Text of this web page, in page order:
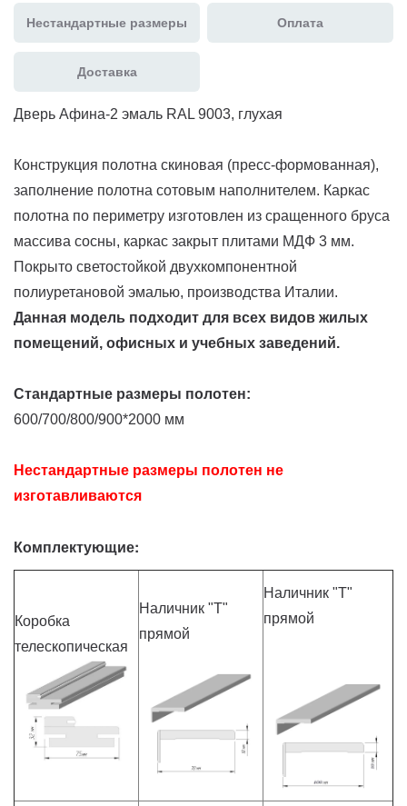
Нестандартные размеры Оплата
Доставка
Дверь Афина-2 эмаль RAL 9003, глухая
Конструкция полотна скиновая (пресс-формованная),
заполнение полотна сотовым наполнителем. Каркас
полотна по периметру изготовлен из сращенного бруса
массива сосны, каркас закрыт плитами МДФ 3 мм.
Покрыто светостойкой двухкомпонентной
полиуретановой эмалью, производства Италии.
Данная модель подходит для всех видов жилых
помещений, офисных и учебных заведений.
Стандартные размеры полотен:
600/700/800/900*2000 мм
Нестандартные размеры полотен не
изготавливаются
Комплектующие:
Коробка
телескопическая
Наличник "Т"
прямой
Наличник "Т"
прямой